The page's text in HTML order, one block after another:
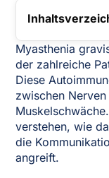
TOC LINK
Myasthenia
der zahlreiche
Diese
zwischen
verstehen, wie
die
angreift.